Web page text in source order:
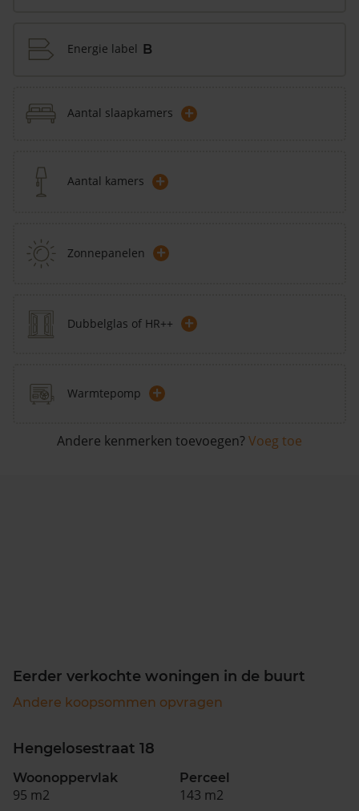
Energie label B
Aantal slaapkamers +
Aantal kamers +
Zonnepanelen +
Dubbelglas of HR++ +
Warmtepomp +
Andere kenmerken toevoegen? Voeg toe
Eerder verkochte woningen in de buurt
Andere koopsommen opvragen
Hengelosestraat 18
Woonoppervlak
95 m2
Perceel
143 m2